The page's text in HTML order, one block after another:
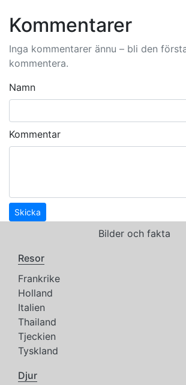
Kommentarer
Inga kommentarer ännu – bli den
kommentera.
Namn
Kommentar
Skicka
Bilder och fakta
Resor
Frankrike
Holland
Italien
Thailand
Tjeckien
Tyskland
Djur